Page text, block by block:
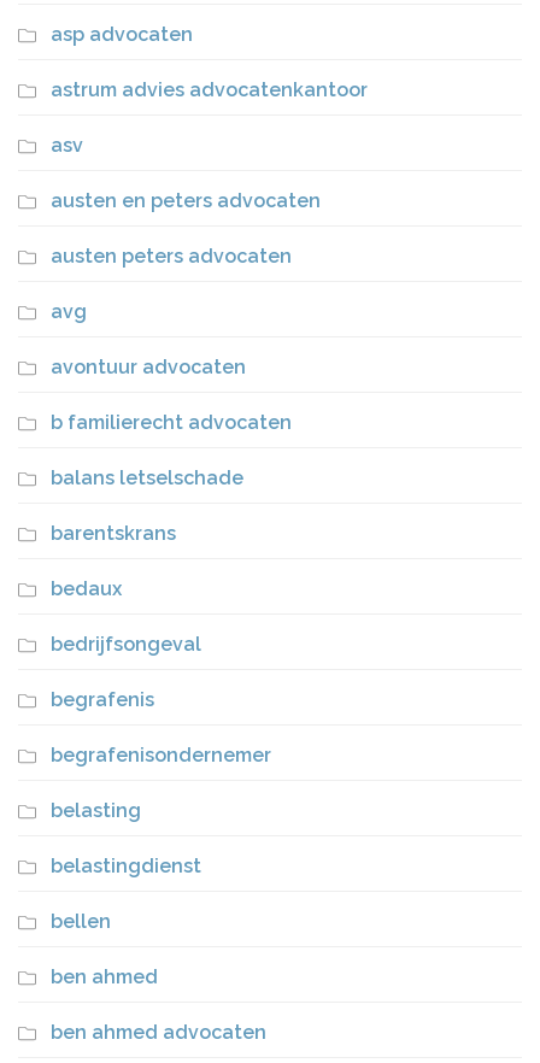
asp advocaten
astrum advies advocatenkantoor
asv
austen en peters advocaten
austen peters advocaten
avg
avontuur advocaten
b familierecht advocaten
balans letselschade
barentskrans
bedaux
bedrijfsongeval
begrafenis
begrafenisondernemer
belasting
belastingdienst
bellen
ben ahmed
ben ahmed advocaten